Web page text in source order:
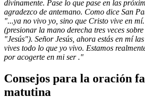
divinamente. Pase lo que pase en las
agradezco de antemano. Como dice San
"...ya no vivo yo, sino que Cristo vive en
(presionar la mano derecha tres veces
"Jesús"). Señor Jesús, ahora estás en mí
vives todo lo que yo vivo. Estamos
por acogerte en mi ser ."
Consejos para la oración
matutina